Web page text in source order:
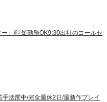
」/時短勤務OK9:30出社のコールセ
活躍中/完全週休2日/最新作プレイ